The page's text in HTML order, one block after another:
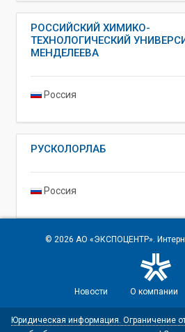
РОССИЙСКИЙ ХИМИКО-
ТЕХНОЛОГИЧЕСКИЙ
МЕНДЕЛЕЕВА
Россия
РУСКОЛОРЛАБ
Россия
© 2026 АО «ЭКСПОЦЕНТР».
Новости О компании
Юридическая информация. Ограничение